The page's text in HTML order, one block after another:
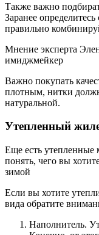
Также важно
Заранее
правильно
Мнение эксперта
имиджмейкер
Важно покупать
плотным, нитки
натуральной.
Утепленный
Еще есть
понять, чего вы
зимой
Если вы хотите
вида обратите
Наполнитель.